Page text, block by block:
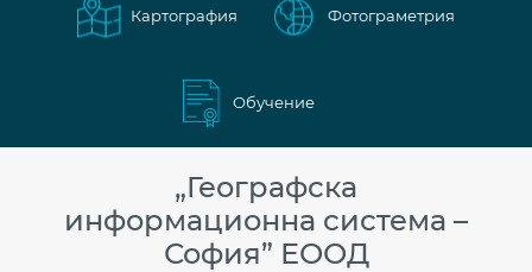
планиране
Картография Фотограметрия
Обучение
„Географска
информационна система –
София” ЕООД